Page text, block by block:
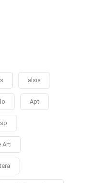
alsia
Apt
Arti